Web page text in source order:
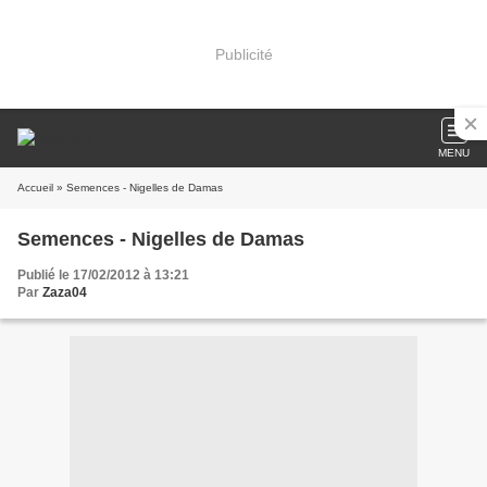
Publicité
MENU
Accueil » Semences - Nigelles de Damas
Semences - Nigelles de Damas
Publié le 17/02/2012 à 13:21
Par Zaza04